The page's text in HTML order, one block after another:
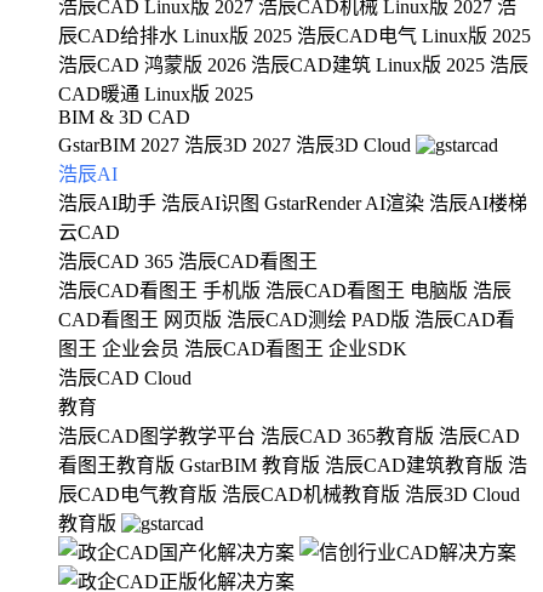
浩辰CAD Linux版 2027 浩辰CAD机械 Linux版 2027 浩
辰CAD给排水 Linux版 2025 浩辰CAD电气 Linux版 2025
浩辰CAD 鸿蒙版 2026 浩辰CAD建筑 Linux版 2025 浩辰
CAD暖通 Linux版 2025
BIM & 3D CAD
GstarBIM 2027 浩辰3D 2027 浩辰3D Cloud
浩辰AI
浩辰AI助手 浩辰AI识图 GstarRender AI渲染 浩辰AI楼梯
云CAD
浩辰CAD 365 浩辰CAD看图王
浩辰CAD看图王 手机版 浩辰CAD看图王 电脑版 浩辰
CAD看图王 网页版 浩辰CAD测绘 PAD版 浩辰CAD看
图王 企业会员 浩辰CAD看图王 企业SDK
浩辰CAD Cloud
教育
浩辰CAD图学教学平台 浩辰CAD 365教育版 浩辰CAD
看图王教育版 GstarBIM 教育版 浩辰CAD建筑教育版 浩
辰CAD电气教育版 浩辰CAD机械教育版 浩辰3D Cloud
教育版